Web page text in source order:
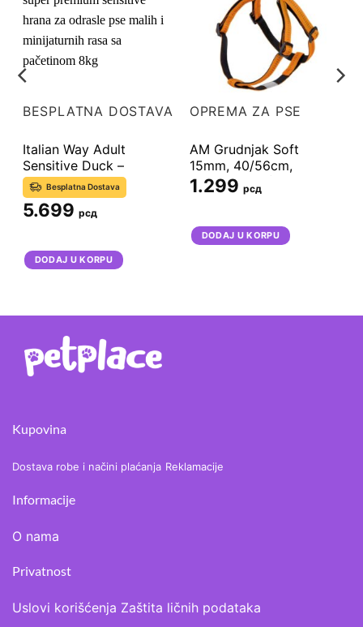
BESPLATNA DOSTAVA
Italian Way Adult
Sensitive Duck –
Vrhunska super
premium sensitive hrana
za odrasle pse malih i
Besplatna Dostava
5.699 рсд
DODAJ U KORPU
OPREMA ZA PSE
AM Grudnjak Soft
15mm, 40/56cm,
Narandžasti (Model
78520-04) – Udobnost i
boji za Vašeg psa
1.299 рсд
DODAJ U KORPU
Kupovina
Dostava robe i načini plaćanja Reklamacije
Informacije
O nama
Privatnost
Uslovi korišćenja Zaštita ličnih podataka